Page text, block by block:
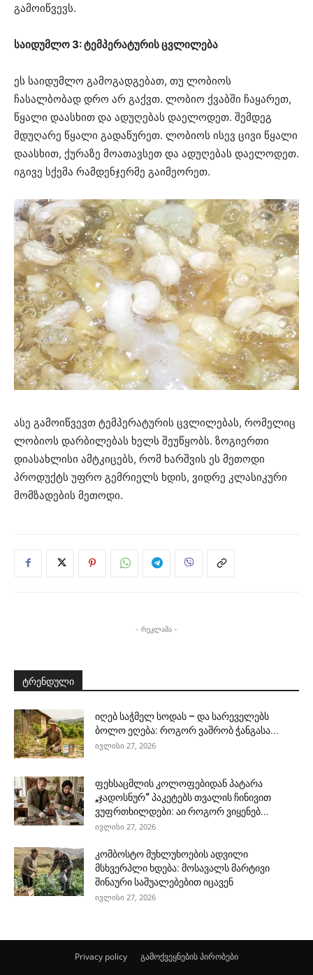
გამოიწვევს.
საიდუმლო 3: ტემპერატურის ცვლილება
ეს საიდუმლო გამოგადგებათ, თუ ლობიოს
ჩასალბობად დრო არ გაქვთ. ლობიო ქვაბში ჩაყარეთ,
წყალი დაასხით და ადუღებას დაელოდეთ. შემდეგ
მდუღარე წყალი გადაწურეთ. ლობიოს ისევ ცივი წყალი
დაასხით, ქურაზე მოათავსეთ და ადუღებას დაელოდეთ.
იგივე სქემა რამდენჯერმე გაიმეორეთ.
ასე გამოიწვევთ ტემპერატურის ცვლილებას, რომელიც
ლობიოს დარბილებას ხელს შეუწყობს. ზოგიერთი
დიასახლისი ამტკიცებს, რომ ხარშვის ეს მეთოდი
პროდუქტს უფრო გემრიელს ხდის, ვიდრე კლასიკური
მომზადების მეთოდი.
- რეკლამა -
ტრენდული
იღებ საჭმელ სოდას – და სარეველებს
ბოლო ეღება: როგორ ვაშრობ ჭანგასა...
ივლისი 27, 2026
ფეხსაცმლის კოლოფებიდან პატარა
„ჯადოსნურ“ პაკეტებს თვალის ჩინივით
ვუფრთხილდები: აი როგორ ვიყენებ...
ივლისი 27, 2026
კომბოსტო მუხლუხოების ადვილი
მსხვერპლი ხდება: მოსავალს მარტივი
შინაური საშუალებებით იცავენ
ივლისი 27, 2026
Privacy policy გამოქვეყნების პირობები